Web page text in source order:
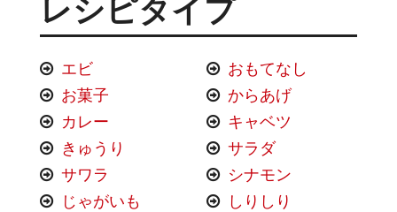
レシピタイプ
エビ
おもてなし
お菓子
からあげ
カレー
キャベツ
きゅうり
サラダ
サワラ
シナモン
じゃがいも
しりしり